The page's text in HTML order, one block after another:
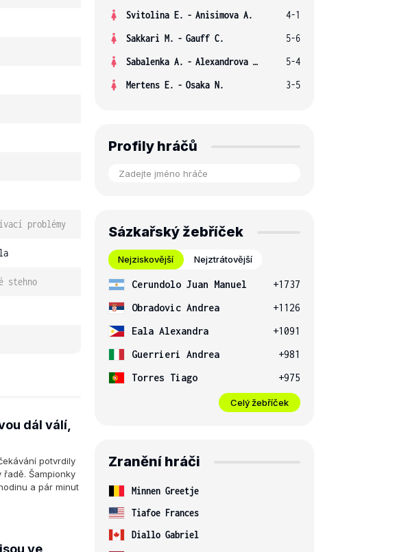
problémy
stehno
dál válí,
potvrdily
Šampionky
a pár minut
ve
Svitolina E. - Anisimova A.
4-1
Sakkari M. - Gauff C.
5-6
Sabalenka A. - Alexandrova E.
5-4
Mertens E. - Osaka N. 3-5
Profily hráčů
Sázkařský žebříček
Nejziskovější Nejztrátovější
Cerundolo Juan Manuel
+1737
Obradovic Andrea
+1126
Eala Alexandra
+1091
Guerrieri Andrea
+981
Torres Tiago
+975
Celý žebříček
Zranění hráči
Minnen Greetje
Tiafoe Frances
Diallo Gabriel